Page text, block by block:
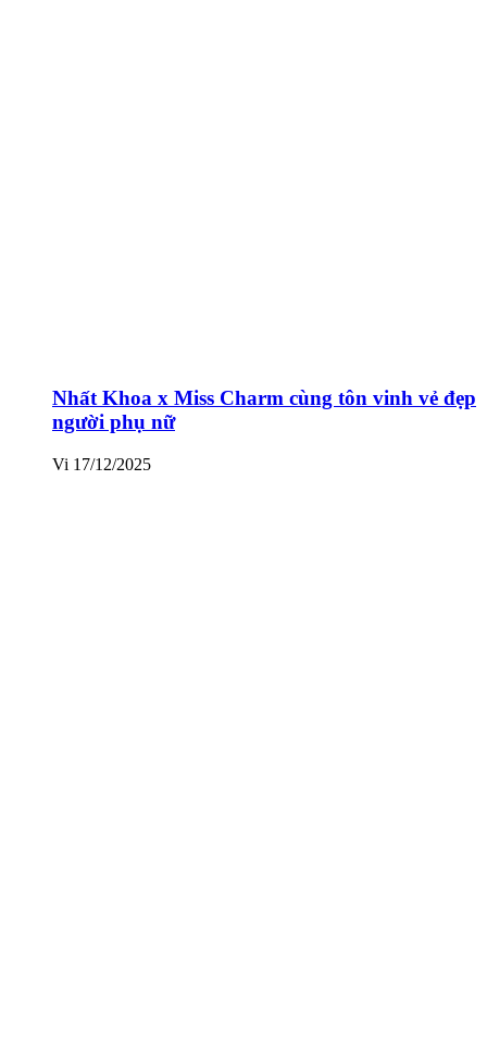
Nhất Khoa x Miss Charm cùng tôn vinh vẻ đẹp
người phụ nữ
Vi 17/12/2025